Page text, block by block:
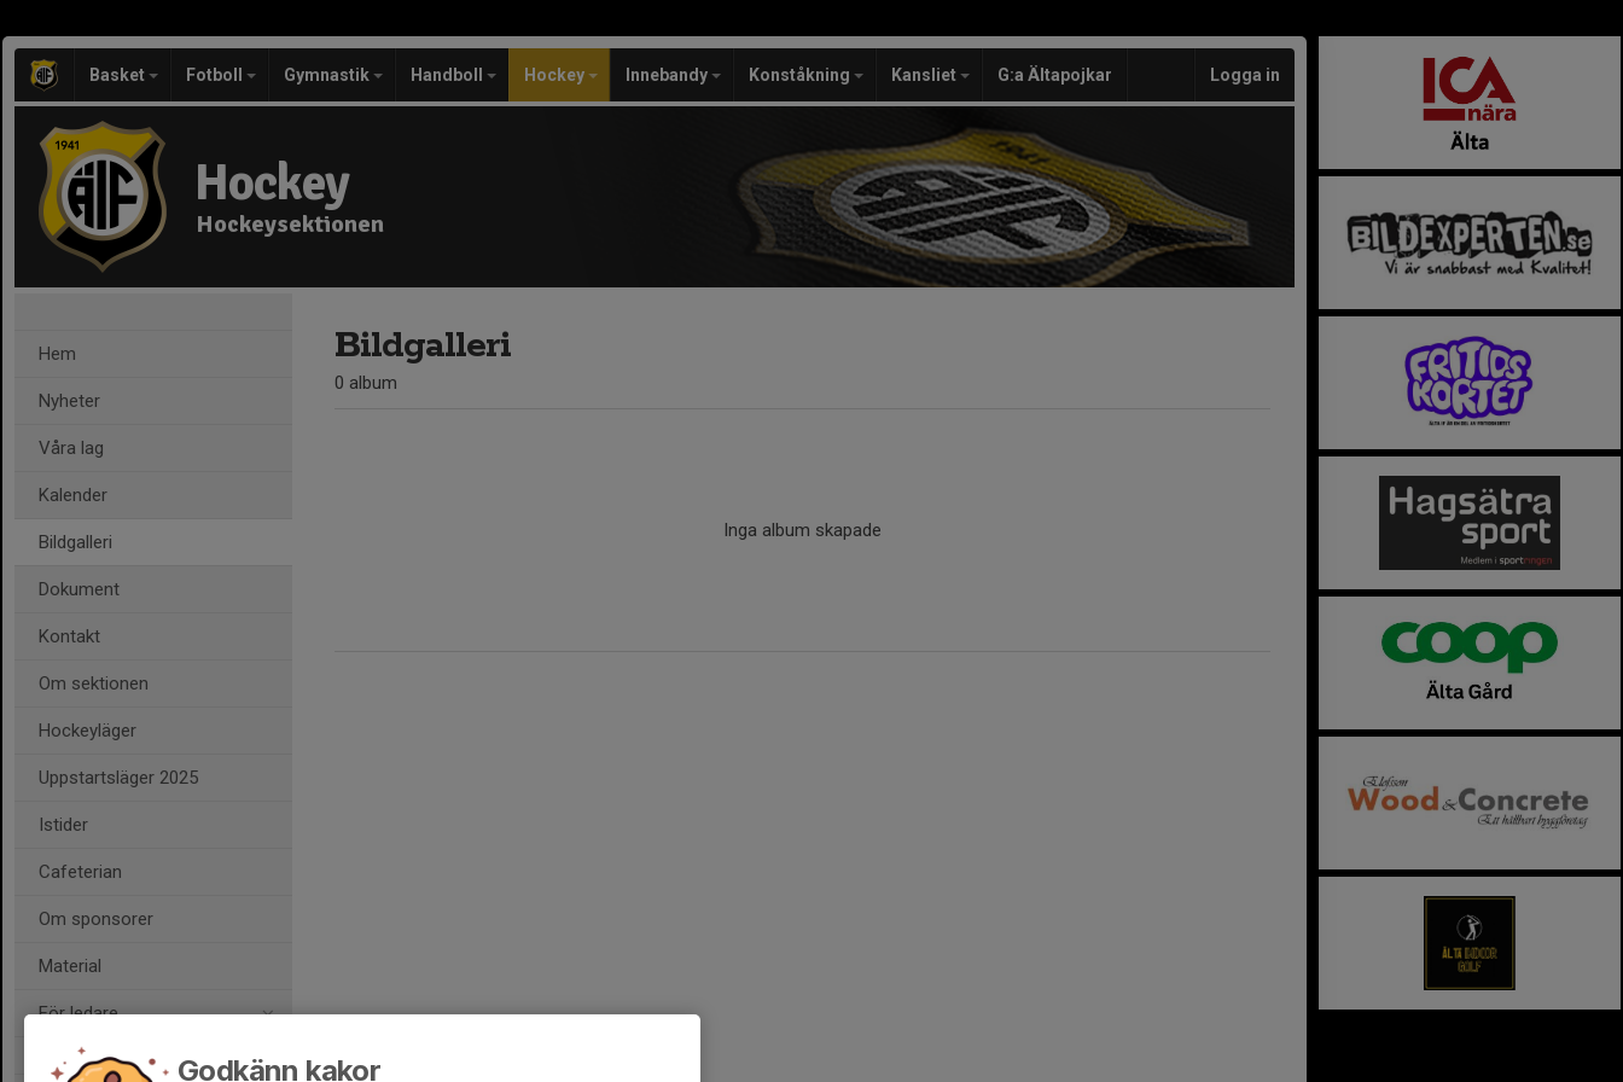
Basket Fotboll Gymnastik Handboll Hockey Innebandy Konståkning Kansliet G:a Ältapojkar Logga in
Hockey
Hockeysektionen
Hem
Nyheter
Våra lag
Kalender
Bildgalleri
Dokument
Kontakt
Om sektionen
Hockeyläger
Uppstartsläger 2025
Istider
Cafeterian
Om sponsorer
Material
För ledare
Bildgalleri
0 album
Inga album skapade
Godkänn kakor